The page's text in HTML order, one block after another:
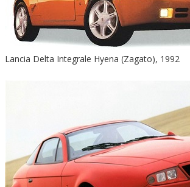
Lancia Delta Integrale Hyena (Zagato), 1992